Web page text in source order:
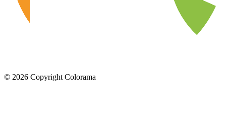
© 2026 Copyright Colorama